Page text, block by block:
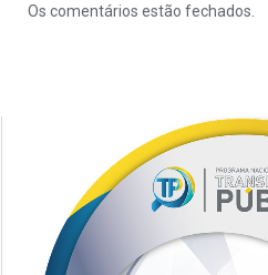
Os comentários estão fechados.